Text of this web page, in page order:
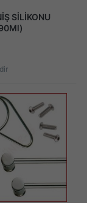
SİLİKONU